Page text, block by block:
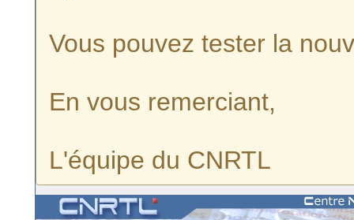
Vous pouvez tester la
En vous remerciant,
L'équipe du CNRTL